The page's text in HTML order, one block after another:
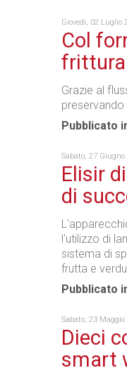
Giovedì, 02 Luglio
Col
frittura
Grazie al
preservando
Pubblicato
Sabato, 27 Giugno
Elisir
di
l'utilizzo di
sistema di
frutta e
Pubblicato
Sabato, 23 Maggio
Dieci
smart